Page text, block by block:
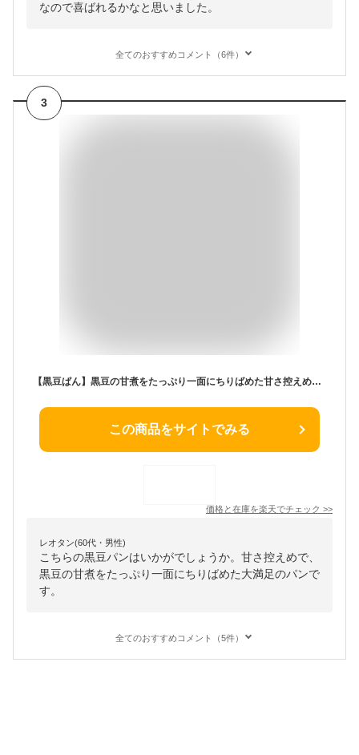
なので喜ばれるかなと思いました。
全てのおすすめコメント（6件）
3
【黒豆ぱん】黒豆の甘煮をたっぷり一面にちりばめた甘さ控えめの和菓子のような菓子パン
この商品をサイトでみる
価格と在庫を楽天でチェック >>
レオタン(60代・男性)
こちらの黒豆パンはいかがでしょうか。甘さ控えめで、
黒豆の甘煮をたっぷり一面にちりばめた大満足のパンで
す。
全てのおすすめコメント（5件）